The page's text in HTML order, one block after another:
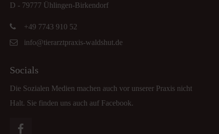
D - 79777 Ühlingen-Birkendorf
+49 7743 910 52
info@tierarztpraxis-waldshut.de
Socials
Die Sozialen Medien machen auch vor unserer Praxis nicht
Halt. Sie finden uns auch auf Facebook.